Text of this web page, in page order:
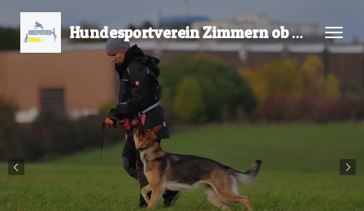
Hauptinhalt
Hundesportverein Zimmern ob Rottweil e